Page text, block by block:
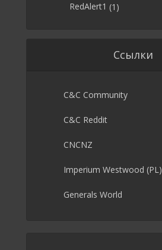
RedAlert1 (1)
Ссылки
C&C Community
C&C Reddit
CNCNZ
Imperium Westwood (PL)
Generals World